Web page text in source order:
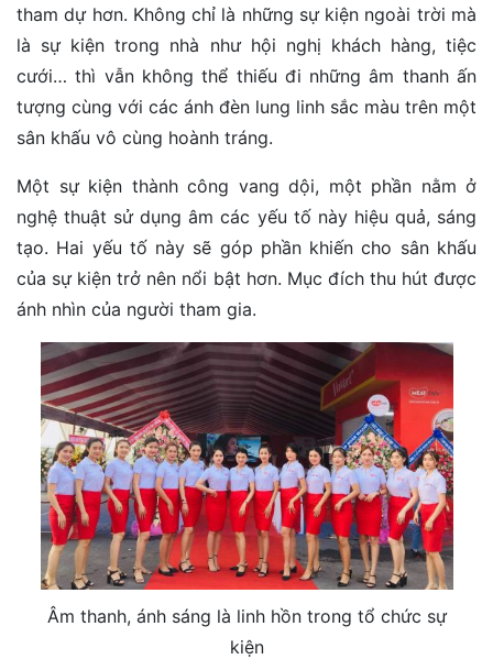
tham dự hơn. Không chỉ là những sự kiện ngoài trời mà
là sự kiện trong nhà như hội nghị khách hàng, tiệc
cưới… thì vẫn không thể thiếu đi những âm thanh ấn
tượng cùng với các ánh đèn lung linh sắc màu trên một
sân khấu vô cùng hoành tráng.
Một sự kiện thành công vang dội, một phần nằm ở
nghệ thuật sử dụng âm các yếu tố này hiệu quả, sáng
tạo. Hai yếu tố này sẽ góp phần khiến cho sân khấu
của sự kiện trở nên nổi bật hơn. Mục đích thu hút được
ánh nhìn của người tham gia.
Âm thanh, ánh sáng là linh hồn trong tổ chức sự
kiện